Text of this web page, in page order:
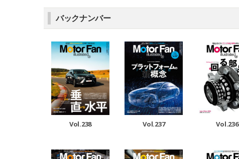
バックナンバー
Vol.238 Vol.237 Vol.236